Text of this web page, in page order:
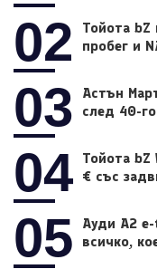
02
Тойота bZ
пробег и
03
Астън
след 40-
04 Тойота bZ
€ със
05
Ауди A2
всичко,